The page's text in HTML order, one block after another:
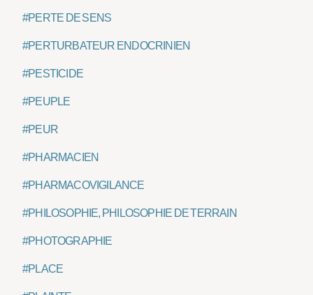
#PERTE DE SENS
#PERTURBATEUR ENDOCRINIEN
#PESTICIDE
#PEUPLE
#PEUR
#PHARMACIEN
#PHARMACOVIGILANCE
#PHILOSOPHIE, PHILOSOPHIE DE TERRAIN
#PHOTOGRAPHIE
#PLACE